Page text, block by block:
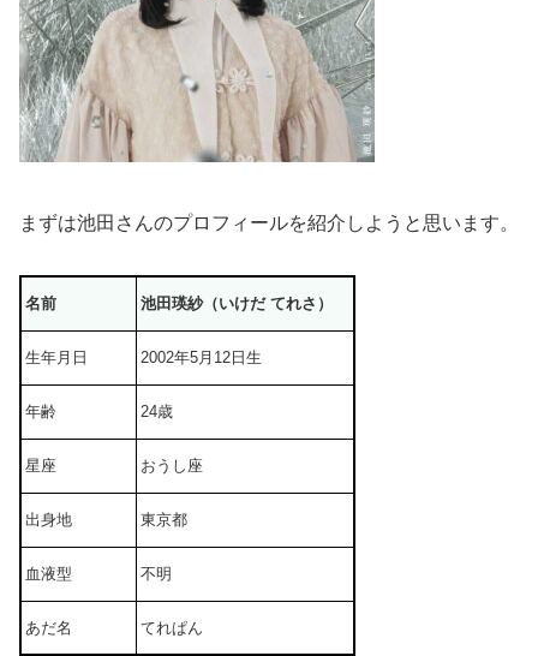
まずは池田さんのプロフィールを紹介しようと思います。
名前 池田瑛紗（いけだ てれさ）
生年月日 2002年5月12日生
年齢 24歳
星座 おうし座
出身地 東京都
血液型 不明
あだ名 てれぱん